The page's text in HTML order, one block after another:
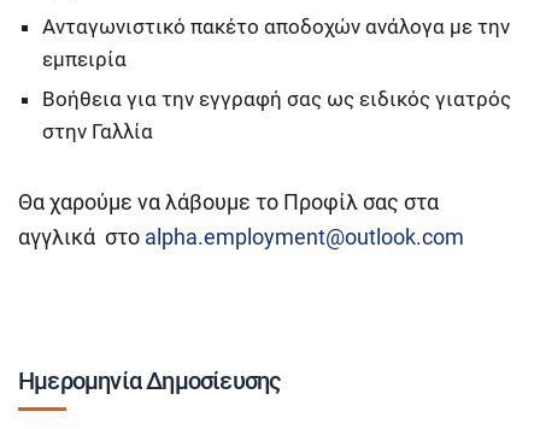
Ανταγωνιστικό πακέτο αποδοχών ανάλογα με την
εμπειρία
Βοήθεια για την εγγραφή σας ως ειδικός γιατρός
στην Γαλλία
Θα χαρούμε να λάβουμε το Προφίλ σας στα
αγγλικά στο alpha.employment@outlook.com
Ημερομηνία Δημοσίευσης